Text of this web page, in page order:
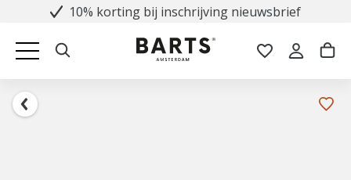
10% korting bij inschrijving nieuwsbrief